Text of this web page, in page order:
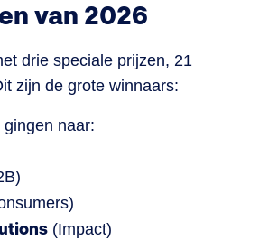
van 2026
drie speciale prijzen, 21
zijn de grote winnaars:
naar:
(Impact)